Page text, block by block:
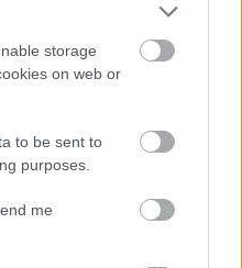
storage
on web or
to be sent to
purposes.
me